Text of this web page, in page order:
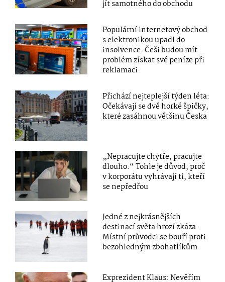
jít samotného do obchodu
Populární internetový obchod
s elektronikou upadl do
insolvence. Češi budou mít
problém získat své peníze při
reklamaci
Přichází nejteplejší týden léta:
Očekávají se dvě horké špičky,
které zasáhnou většinu Česka
„Nepracujte chytře, pracujte
dlouho.“ Tohle je důvod, proč
v korporátu vyhrávají ti, kteří
se nepředřou
Jedné z nejkrásnějších
destinací světa hrozí zkáza.
Místní průvodci se bouří proti
bezohledným zbohatlíkům
Exprezident Klaus: Nevěřím